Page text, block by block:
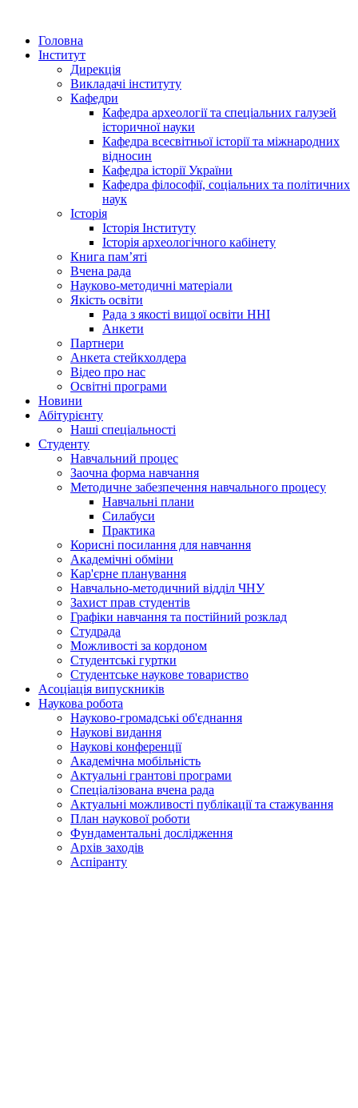
Головна
Інститут
Дирекція
Викладачі інституту
Кафедри
Кафедра археології та спеціальних галузей
історичної науки
Кафедра всесвітньої історії та міжнародних
відносин
Кафедра історії України
Кафедра філософії, соціальних та політичних
наук
Історія
Історія Інституту
Історія археологічного кабінету
Книга памʼяті
Вчена рада
Науково-методичні матеріали
Якість освіти
Рада з якості вищої освіти ННІ
Анкети
Партнери
Анкета стейкхолдера
Відео про нас
Освітні програми
Hовини
Абітурієнту
Наші спеціальності
Студенту
Навчальний процес
Заочна форма навчання
Методичне забезпечення навчального процесу
Навчальні плани
Силабуси
Практика
Корисні посилання для навчання
Академічні обміни
Кар'єрне планування
Навчально-методичний відділ ЧНУ
Захист прав студентів
Графіки навчання та постійний розклад
Студрада
Можливості за кордоном
Студентські гуртки
Студентське наукове товариство
Асоціація випускників
Наукова робота
Науково-громадські об'єднання
Наукові видання
Наукові конференції
Академічна мобільність
Актуальні грантові програми
Спеціалізована вчена рада
Актуальні можливості публікації та стажування
План наукової роботи
Фундаментальні дослідження
Архів заходів
Аспіранту